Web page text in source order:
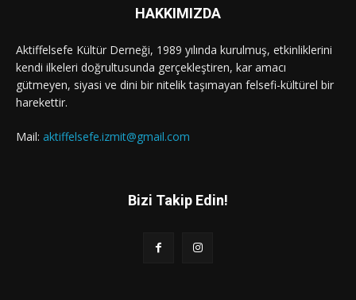
HAKKIMIZDA
Aktiffelsefe Kültür Derneği, 1989 yılında kurulmuş, etkinliklerini
kendi ilkeleri doğrultusunda gerçekleştiren, kar amacı
gütmeyen, siyasi ve dini bir nitelik taşımayan felsefi-kültürel bir
harekettir.
Mail: aktiffelsefe.izmit@gmail.com
Bizi Takip Edin!